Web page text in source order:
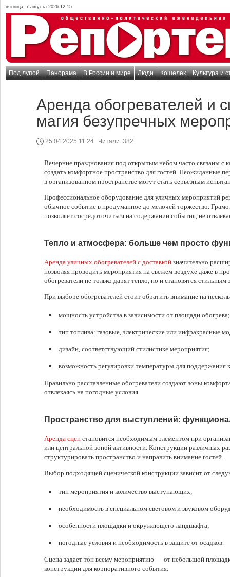
пятница, 7 августа 2026 12:15
Под лупой Панорама В России и мире Люди Кошелек Культура и
Аренда обогревателей и
магия безупречных
25.04.2025 11:24 Читали: 382
Вечерние празднования под открытым небом часто связаны с
создать комфортное пространство для гостей. Неожиданные
в организованном пространстве могут стать серьезным
Профессиональное оборудование для уличных мероприятий
обычное событие в продуманное до мелочей торжество.
позволяет сосредоточиться на содержании события, не
Тепло и атмосфера: больше чем просто
Аренда уличных обогревателей с доставкой значительно
позволяя проводить мероприятия на свежем воздухе даже в
обогреватели не только дарят тепло, но и становятся стильным
При выборе обогревателей стоит обратить внимание на
мощность устройства в зависимости от площади обогрева;
тип топлива: газовые, электрические или инфракрасные
дизайн, соответствующий стилистике мероприятия;
возможность регулировки температуры для поддержания
Правильно расставленные обогреватели создают зоны
отвлекаясь на погодные условия.
Пространство для выступлений:
Аренда сцен становится необходимым элементом при
или центральной зоной активности. Конструкции различных
структурировать пространство и направить внимание гостей.
Выбор подходящей сценической конструкции зависит от
тип мероприятия и количество выступающих;
необходимость в специальном световом и звуковом
особенности площадки и окружающего ландшафта;
погодные условия и необходимость в защите от осадков.
Сцена задает тон всему мероприятию — от небольшой
конструкции для корпоративного события.